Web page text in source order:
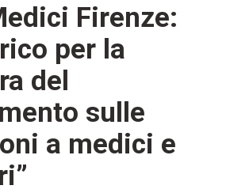
Firenze:
per la
del
sulle
a medici e